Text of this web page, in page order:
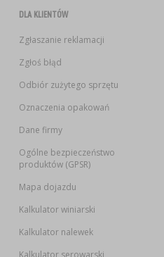
DLA KLIENTÓW
Zgłaszanie reklamacji
Zgłoś błąd
Odbiór zużytego sprzętu
Oznaczenia opakowań
Dane firmy
Ogólne bezpieczeństwo
produktów (GPSR)
Mapa dojazdu
Kalkulator winiarski
Kalkulator nalewek